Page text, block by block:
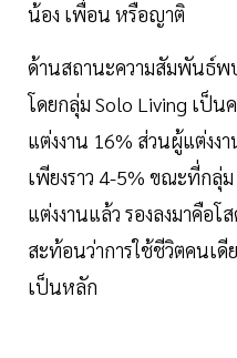
น้อง เพื่อน หรือญาติ
ด้านสถานะความสัมพันธ์พ
โดยกลุ่ม Solo Living เป็
แต่งงาน 16% ส่วนผู้แต่งง
เพียงราว 4-5% ขณะที่กลุ่
แต่งงานแล้ว รองลงมาคือ
สะท้อนว่าการใช้ชีวิตคนเ
เป็นหลัก